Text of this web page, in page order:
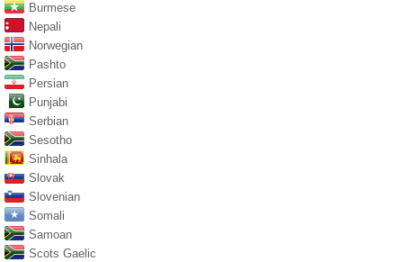
Burmese
Nepali
Norwegian
Pashto
Persian
Punjabi
Serbian
Sesotho
Sinhala
Slovak
Slovenian
Somali
Samoan
Scots Gaelic